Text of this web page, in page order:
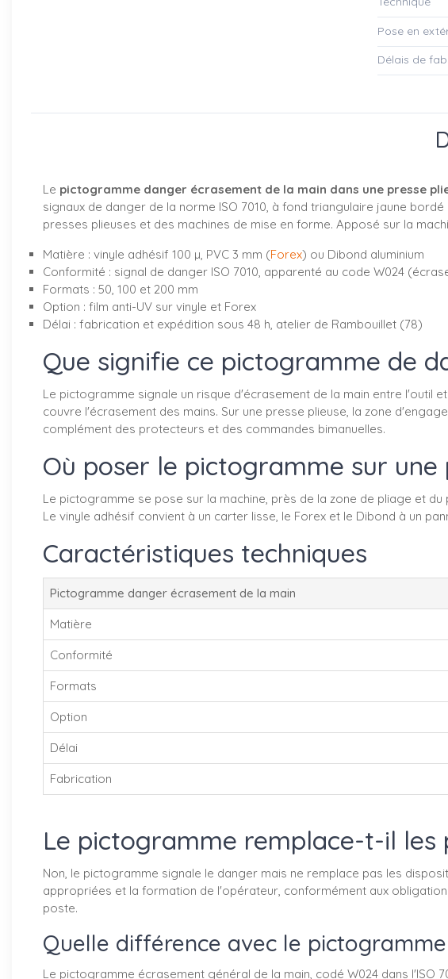
Pose en
Délais de
Le pictogramme danger écrasement de la main dans une presse
signaux de danger de la norme ISO 7010, à fond triangulaire jaune
presses plieuses et des machines de mise en forme. Apposé sur la
Matière : vinyle adhésif 100 µ, PVC 3 mm (Forex) ou Dibond aluminium
Conformité : signal de danger ISO 7010, apparenté au code W024
Formats : 50, 100 et 200 mm
Option : film anti-UV sur vinyle et Forex
Délai : fabrication et expédition sous 48 h, atelier de Rambouillet (78)
Que signifie ce pictogramme de
Le pictogramme signale un risque d'écrasement de la main entre l'outil
couvre l'écrasement des mains. Sur une presse plieuse, la zone
complément des protecteurs et des commandes bimanuelles.
Où poser le pictogramme sur une
Le pictogramme se pose sur la machine, près de la zone de pliage et
Le vinyle adhésif convient à un carter lisse, le Forex et le Dibond à un
Caractéristiques techniques
Pictogramme danger écrasement de la main
Matière
Conformité
Formats
Option
Délai
Fabrication
Le pictogramme remplace-t-il les
Non, le pictogramme signale le danger mais ne remplace pas les
appropriées et la formation de l'opérateur, conformément aux
poste.
Quelle différence avec le
Le pictogramme écrasement général de la main, codé W024 dans